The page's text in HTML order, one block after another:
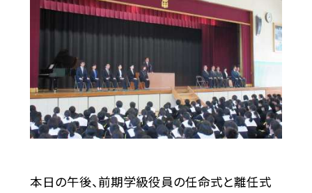
本日の午後、前期学級役員の任命式と離任式